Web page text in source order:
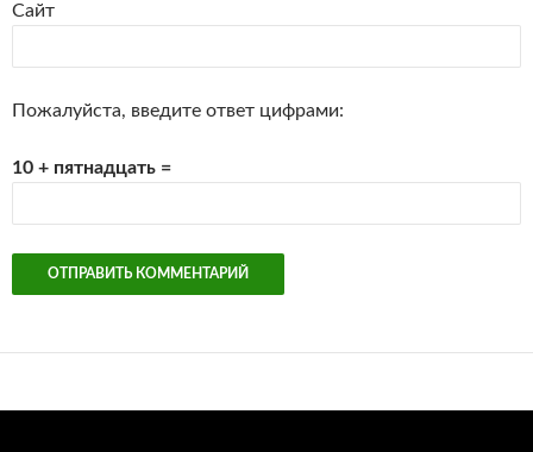
Сайт
Пожалуйста, введите ответ цифрами:
10 + пятнадцать =